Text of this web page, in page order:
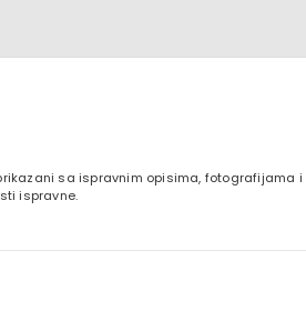
sa ispravnim opisima, fotografijama i
ispravne.